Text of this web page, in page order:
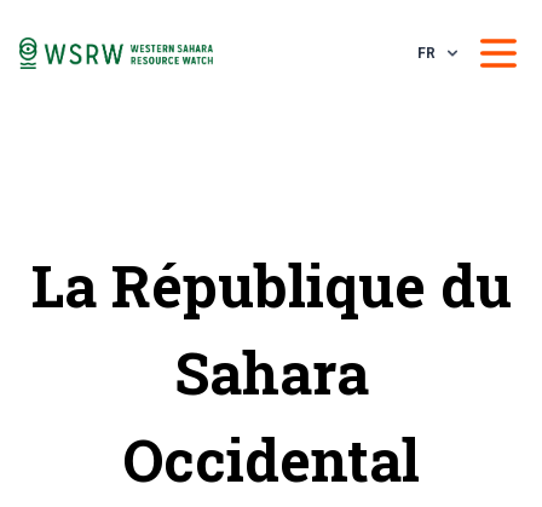
FR
La République du
Sahara
Occidental